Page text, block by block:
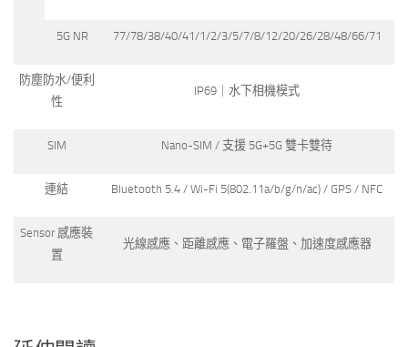
5G NR 77/78/38/40/41/1/2/3/5/7/8/12/20/26/28/48/66/71
防塵防水/便利
性
IP69｜水下相機模式
SIM Nano-SIM / 支援 5G+5G 雙卡雙待
連結 Bluetooth 5.4 / Wi-Fi 5(802.11a/b/g/n/ac) / GPS / NFC
Sensor 感應裝
置
光線感應、距離感應、電子羅盤、加速度感應器